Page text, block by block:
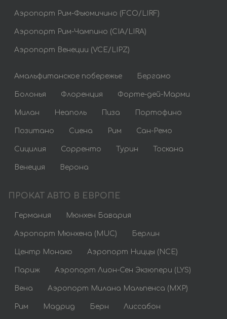
Аэропорт Рим-Фьюмичино (FCO/LIRF)
Аэропорт Рим-Чампино (CIA/LIRA)
Аэропорт Венеции (VCE/LIPZ)
Амальфитанское побережье Бергамо
Болонья Флоренция Форте-дей-Марми
Милан Неаполь Пиза Портофино
Позитано Сиена Рим Сан-Ремо
Сицилия Сорренто Турин Тоскана
Венеция Верона
ПРОКАТ АВТО В ЕВРОПЕ
Германия Мюнхен Бавария
Аэропорт Мюнхена (MUC) Берлин
Центр Монако Аэропорт Ниццы (NCE)
Париж Аэропорт Лион-Сен Экзюпери (LYS)
Вена Аэропорт Милана Мальпенса (MXP)
Рим Мадрид Берн Лиссабон